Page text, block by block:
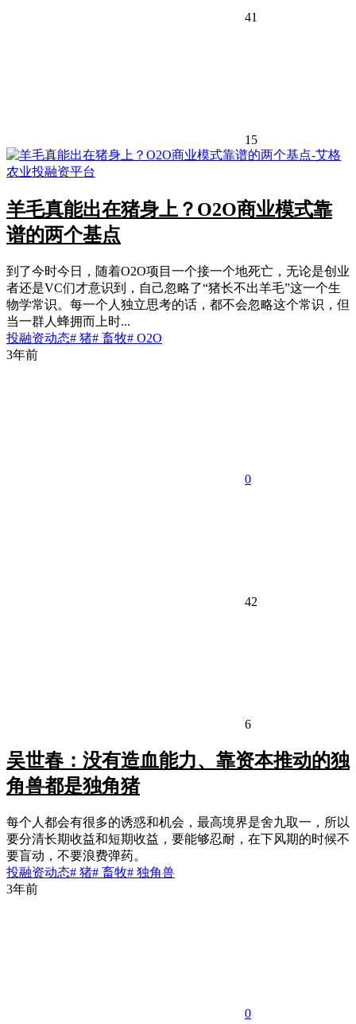
41
15
羊毛真能出在猪身上？O2O商业模式靠
谱的两个基点
到了今时今日，随着O2O项目一个接一个地死亡，无论是创业
者还是VC们才意识到，自己忽略了“猪长不出羊毛”这一个生
物学常识。每一个人独立思考的话，都不会忽略这个常识，但
当一群人蜂拥而上时...
投融资动态# 猪# 畜牧# O2O
3年前
0
42
6
吴世春：没有造血能力、靠资本推动的独
角兽都是独角猪
每个人都会有很多的诱惑和机会，最高境界是舍九取一，所以
要分清长期收益和短期收益，要能够忍耐，在下风期的时候不
要盲动，不要浪费弹药。
投融资动态# 猪# 畜牧# 独角兽
3年前
0